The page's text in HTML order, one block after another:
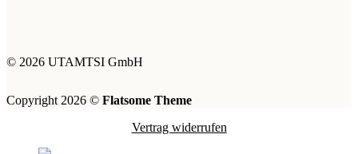
© 2026 UTAMTSI GmbH
Copyright 2026 © Flatsome Theme
Vertrag widerrufen